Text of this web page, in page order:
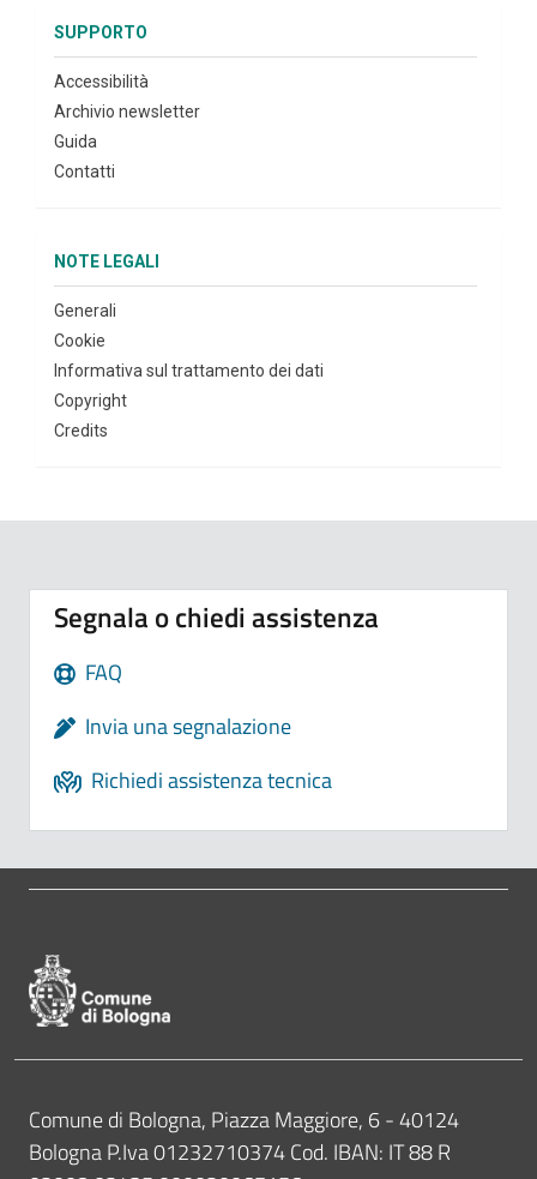
SUPPORTO
Accessibilità
Archivio newsletter
Guida
Contatti
NOTE LEGALI
Generali
Cookie
Informativa sul trattamento dei dati
Copyright
Credits
Segnala o chiedi assistenza
FAQ
Invia una segnalazione
Richiedi assistenza tecnica
Contatti
Comune di Bologna, Piazza Maggiore, 6 - 40124
Bologna P.Iva 01232710374 Cod. IBAN: IT 88 R